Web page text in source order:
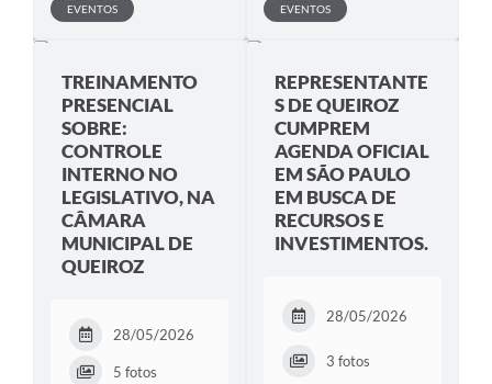
EVENTOS EVENTOS
TREINAMENTO
PRESENCIAL
SOBRE:
CONTROLE
INTERNO NO
LEGISLATIVO, NA
CÂMARA
MUNICIPAL DE
QUEIROZ
28/05/2026
5 fotos
REPRESENTANTE
S DE QUEIROZ
CUMPREM
AGENDA OFICIAL
EM SÃO PAULO
EM BUSCA DE
RECURSOS E
INVESTIMENTOS.
28/05/2026
3 fotos